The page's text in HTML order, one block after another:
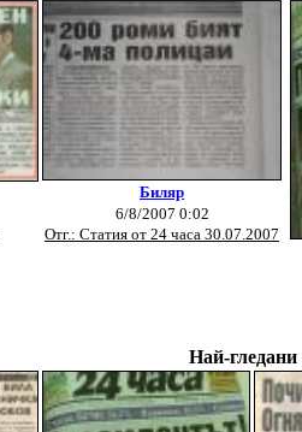
Биляр
6/8/2007 0:02
Отг.: Статия от 24 часа 30.07.2007
Най-